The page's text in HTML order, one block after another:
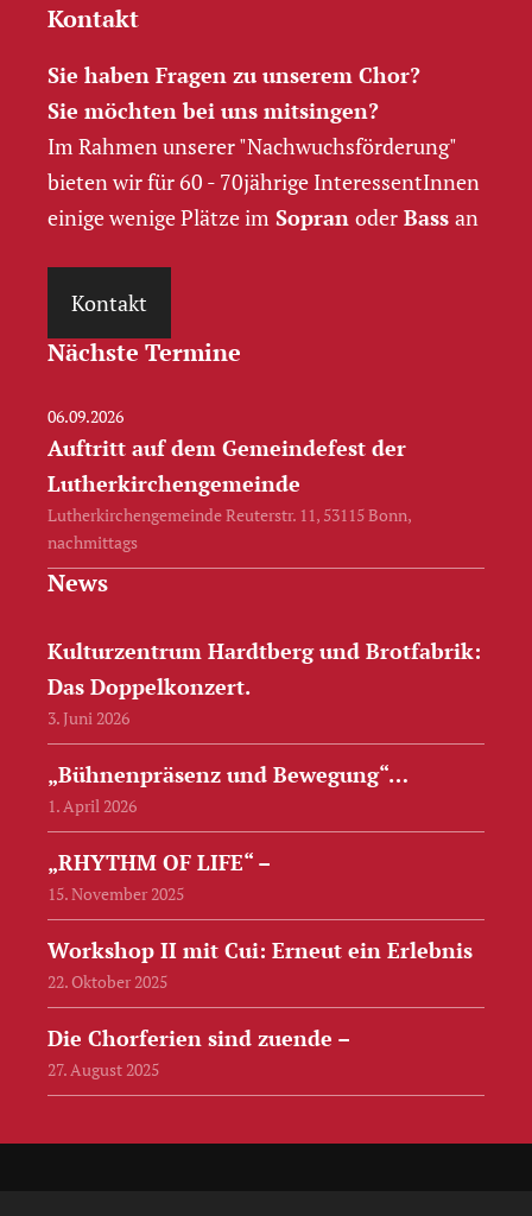
Kontakt
Sie haben Fragen zu unserem Chor?
Sie möchten bei uns mitsingen?
Im Rahmen unserer "Nachwuchs­förderung"
bieten wir für 60 - 70jährige InteressentInnen
einige wenige Plätze im Sopran oder Bass an
Kontakt
Nächste Termine
06.09.2026
Auftritt auf dem Gemeindefest der
Lutherkirchengemeinde
Lutherkirchengemeinde Reuterstr. 11, 53115 Bonn,
nachmittags
News
Kulturzentrum Hardtberg und Brotfabrik:
Das Doppelkonzert.
3. Juni 2026
„Bühnenpräsenz und Bewegung“…
1. April 2026
„RHYTHM OF LIFE“ –
15. November 2025
Workshop II mit Cui: Erneut ein Erlebnis
22. Oktober 2025
Die Chorferien sind zuende –
27. August 2025